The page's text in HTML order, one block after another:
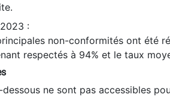
:
non-conformités ont été
respectés à 94% et le taux
ne sont pas accessibles